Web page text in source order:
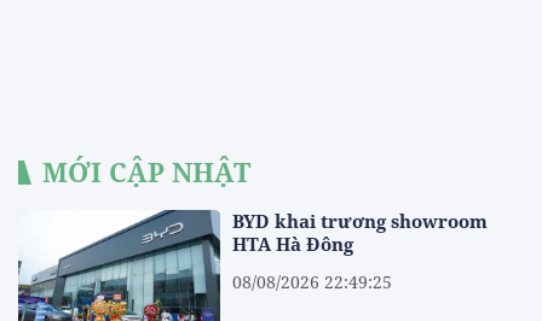
MỚI CẬP NHẬT
BYD khai trương showroom
HTA Hà Đông
08/08/2026 22:49:25